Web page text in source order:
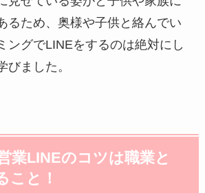
るため、奥様や子供と絡んでい
ングでLINEをするのは絶対にし
びました。
業LINEのコツは職業と
こと！